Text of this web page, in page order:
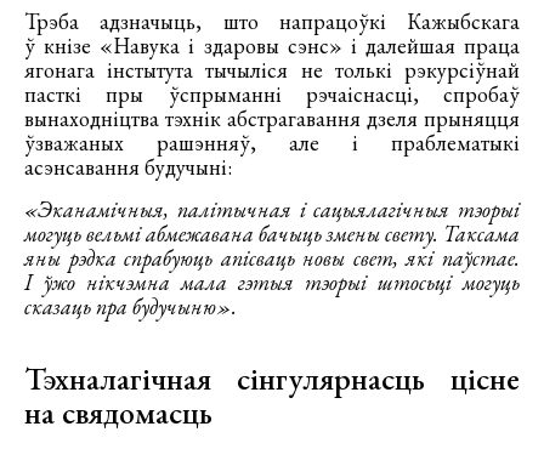
Трэба адзначыць, што напрацоўкі Кажыбскага
ў кнізе «Навука і здаровы сэнс» і далейшая праца
ягонага інстытута тычыліся не толькі рэкурсіўнай
пасткі пры ўспрыманні рэчаіснасці, спробаў
вынаходніцтва тэхнік абстрагавання дзеля прыняцця
ўзважаных рашэнняў, але і праблематыкі
асэнсавання будучыні:
«Эканамічныя, палітычная і сацыялагічныя тэорыі
могуць вельмі абмежавана бачыць змены свету. Таксама
яны рэдка спрабуюць апісваць новы свет, які паўстае.
І ўжо нікчэмна мала гэтыя тэорыі штосьці могуць
сказаць пра будучыню».
Тэхналагічная сінгулярнасць цісне
на свядомасць